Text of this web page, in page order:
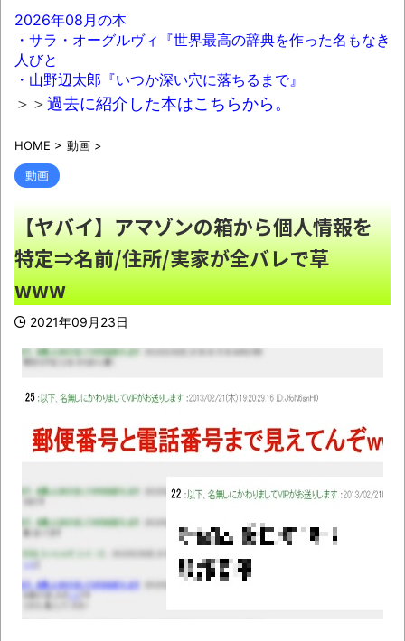
『ハグでもしてみっか』と言われました」ｗｗ
ｗｗｗｗｗｗｗｗNEW!
【埼玉】憂国の士、河合ゆうすけ市議、 埼
玉県知事選に立候補表明NEW!
ット民から新社会人の初ボーナスくらいしかな
いと笑われる
う生きていくべきかな？NEW!
【画像】コメ 損切り加速ｗｗｗｗｗｗｗ
ｗｗNEW!
西川貴教アニキ、ミュージックステーショ
ンで”魅惑のマーメイド達と限界突破”してしま
うｗｗｗｗ
【画像】寺田心さん(18)、筋トレした結果無
事かわいくなるｗｗｗｗｗ
NEW!
【規格外】実在する歴史上の人物で「こい
つチートだろ…」と思った奴あげてけ
記者「中革連は食料品消費税ゼロを公約に
掲げていたが？」→階猛氏「それは財源確保と
いう条件付き」NEW!
【動画】これはお見事。中国重慶市で珍し
い事故が撮影される。
2026年08月の本
・サラ・オーグルヴィ『世界最高の辞典を作った名もなき
人びと
・山野辺太郎『いつか深い穴に落ちるまで』
＞＞過去に紹介した本はこちらから。
HOME > 動画 >
動画
【ヤバイ】アマゾンの箱から個人情報を
特定⇒名前/住所/実家が全バレで草
www
2021年09月23日